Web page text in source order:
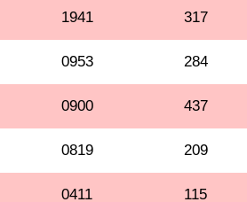
1941 317
0953 284
0900 437
0819 209
0411 115